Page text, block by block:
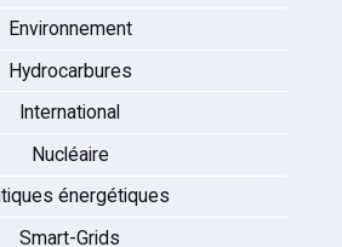
Environnement
Hydrocarbures
International
Nucléaire
énergétiques
Smart-Grids